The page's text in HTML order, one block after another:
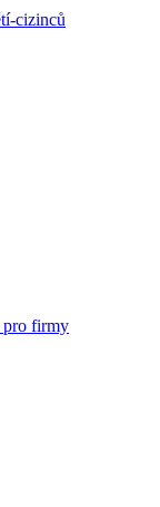
cizinců
pro firmy